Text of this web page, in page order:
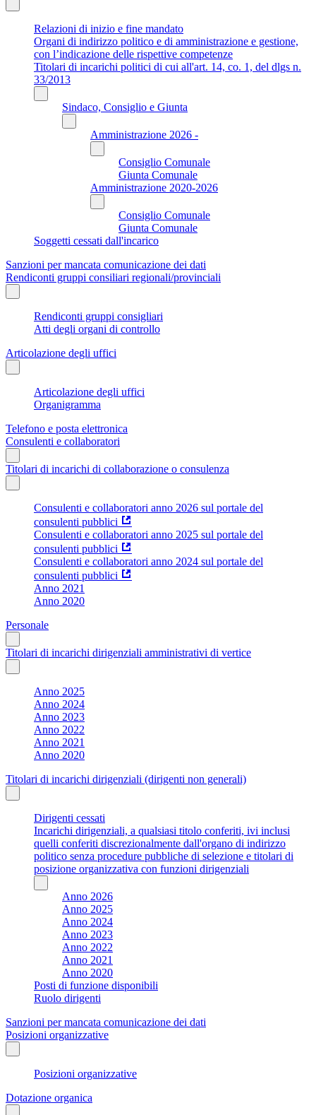
Relazioni di inizio e fine mandato
Organi di indirizzo politico e di amministrazione e gestione,
con l’indicazione delle rispettive competenze
Titolari di incarichi politici di cui all'art. 14, co. 1, del dlgs n.
33/2013
Sindaco, Consiglio e Giunta
Amministrazione 2026 -
Consiglio Comunale
Giunta Comunale
Amministrazione 2020-2026
Consiglio Comunale
Giunta Comunale
Soggetti cessati dall'incarico
Sanzioni per mancata comunicazione dei dati
Rendiconti gruppi consiliari regionali/provinciali
Rendiconti gruppi consigliari
Atti degli organi di controllo
Articolazione degli uffici
Articolazione degli uffici
Organigramma
Telefono e posta elettronica
Consulenti e collaboratori
Titolari di incarichi di collaborazione o consulenza
Consulenti e collaboratori anno 2026 sul portale del
consulenti pubblici
Consulenti e collaboratori anno 2025 sul portale del
consulenti pubblici
Consulenti e collaboratori anno 2024 sul portale del
consulenti pubblici
Anno 2021
Anno 2020
Personale
Titolari di incarichi dirigenziali amministrativi di vertice
Anno 2025
Anno 2024
Anno 2023
Anno 2022
Anno 2021
Anno 2020
Titolari di incarichi dirigenziali (dirigenti non generali)
Dirigenti cessati
Incarichi dirigenziali, a qualsiasi titolo conferiti, ivi inclusi
quelli conferiti discrezionalmente dall'organo di indirizzo
politico senza procedure pubbliche di selezione e titolari di
posizione organizzativa con funzioni dirigenziali
Anno 2026
Anno 2025
Anno 2024
Anno 2023
Anno 2022
Anno 2021
Anno 2020
Posti di funzione disponibili
Ruolo dirigenti
Sanzioni per mancata comunicazione dei dati
Posizioni organizzative
Posizioni organizzative
Dotazione organica